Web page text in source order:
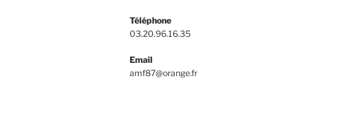
Téléphone
03.20.96.16.35
Email
amf87@orange.fr